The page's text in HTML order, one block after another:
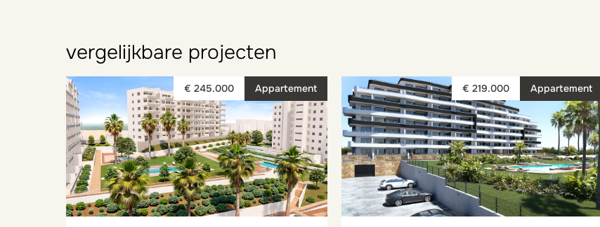
vergelijkbare projecten
Appartement
€ 245.000 Appartement
€ 219.000